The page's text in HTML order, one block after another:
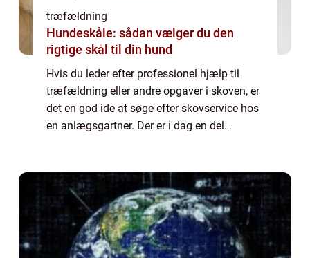
træfældning
Hundeskåle: sådan vælger du den
rigtige skål til din hund
Hvis du leder efter professionel hjælp til
træfældning eller andre opgaver i skoven, er
det en god ide at søge efter skovservice hos
en anlægsgartner. Der er i dag en del